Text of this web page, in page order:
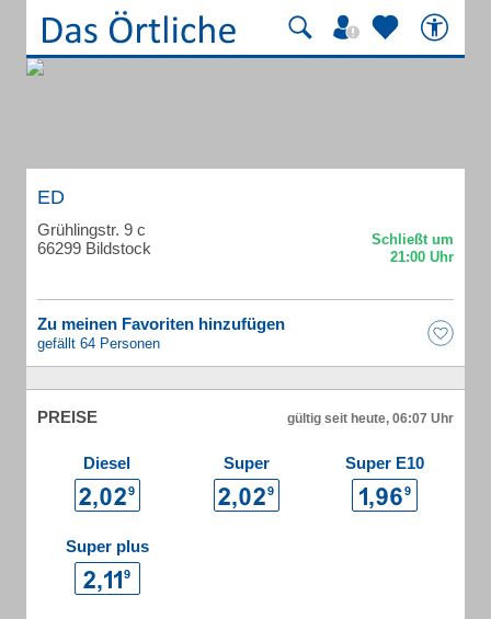
ED
Grühlingstr. 9 c
66299 Bildstock
Zu meinen Favoriten hinzufügen
gefällt 64 Personen
PREISE gültig seit heute, 06:07 Uhr
Diesel Super Super E10
Super plus